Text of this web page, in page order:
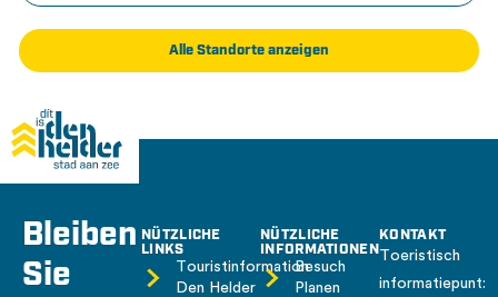
Alle Standorte anzeigen
Bleiben
Sie
NÜTZLICHE
LINKS
Touristinformation
Den Helder
NÜTZLICHE
INFORMATIONEN
Besuch
Planen
KONTAKT
Toeristisch
informatiepunt: